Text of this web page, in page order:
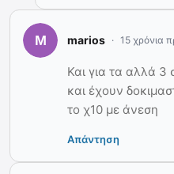
marios 15 χρόνια
Και για τα αλλά
και έχουν
το χ10 με άνεση
Απάντηση